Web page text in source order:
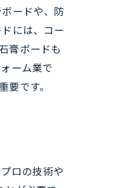
ードや、防
には、コー
膏ボードも
ーム業で
です。
ロの技術や